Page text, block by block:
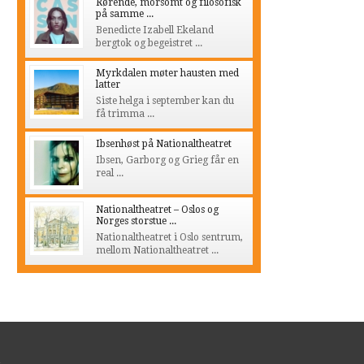
Rørende, morsomt og filosofisk
på samme ...
Benedicte Izabell Ekeland
bergtok og begeistret ...
Myrkdalen møter hausten med
latter
Siste helga i september kan du
få trimma ...
Ibsenhøst på Nationaltheatret
Ibsen, Garborg og Grieg får en
real ...
Nationaltheatret – Oslos og
Norges storstue ...
Nationaltheatret i Oslo sentrum,
mellom Nationaltheatret ...